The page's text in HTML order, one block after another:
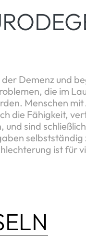
Demenz und
die im
Menschen mit
die Fähigkeit,
und sind
selbstständig
ist für